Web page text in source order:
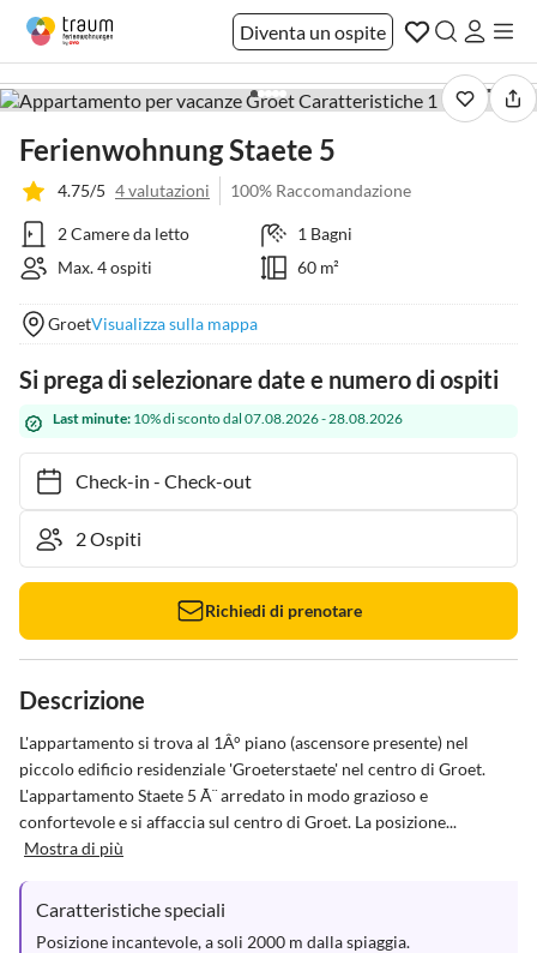
Diventa un ospite
1 / 25
Ferienwohnung Staete 5
4.75/5 4 valutazioni 100% Raccomandazione
2 Camere da letto
1 Bagni
Max. 4 ospiti
60 m²
GroetVisualizza sulla mappa
Si prega di selezionare date e numero di ospiti
Last minute: 10% di sconto dal 07.08.2026 - 28.08.2026
Check-in- Check-out
Richiedi di prenotare
Descrizione
L'appartamento si trova al 1Â° piano (ascensore presente) nel
piccolo edificio residenziale 'Groeterstaete' nel centro di Groet.
L'appartamento Staete 5 Ã¨ arredato in modo grazioso e
confortevole e si affaccia sul centro di Groet. La posizione...
Mostra di più
Caratteristiche speciali
Posizione incantevole, a soli 2000 m dalla spiaggia.